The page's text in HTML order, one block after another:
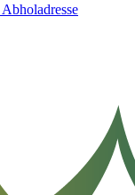
Abholadresse